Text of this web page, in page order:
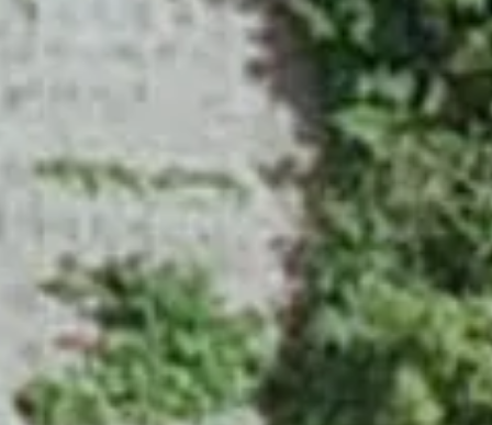
Contact
call 011-552-0122
月-金 9:00-17:30（祝祭日・夏季・年末年始休暇除く）
email メールでのお問い合わせ